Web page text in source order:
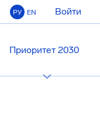
РУ EN Войти
Приоритет 2030